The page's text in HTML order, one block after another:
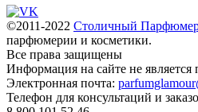
©2011-2022 Столичный
парфюмерии и косметики.
Все права защищены
Информация на сайте не
Электронная почта:
Телефон для консультаций и